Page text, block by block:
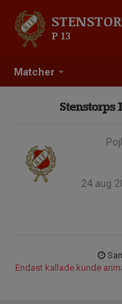
Matcher
P 13
Stenstorps
24 aug
Endast kallade kunde